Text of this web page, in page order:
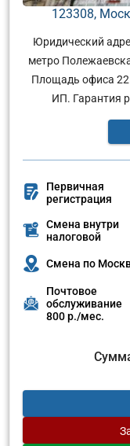
123308,
Юридический
метро
Площадь офиса
ИП. Гарантия
Первичная
регистрация
Смена внутри
налоговой
Смена по
Почтовое
обслуживание
800 р./мес.